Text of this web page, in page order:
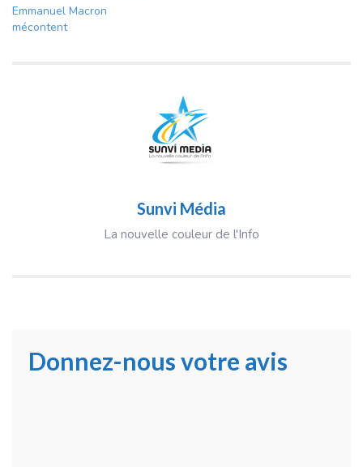
Emmanuel Macron
mécontent
Sunvi Média
La nouvelle couleur de l'Info
Donnez-nous votre avis